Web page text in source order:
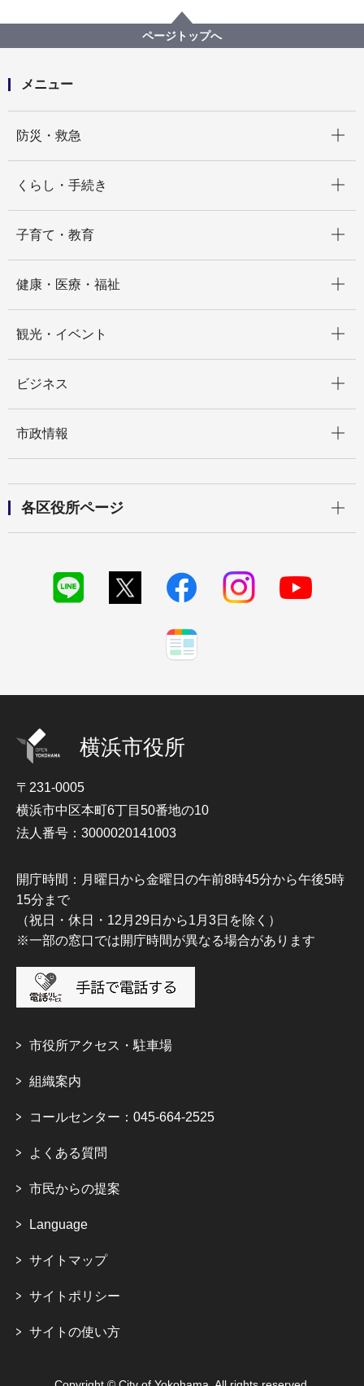
横浜市教育振興基本計画
第５期横浜市教育振興基本計画
ページトップへ
メニュー
防災・救急
くらし・手続き
子育て・教育
健康・医療・福祉
観光・イベント
ビジネス
市政情報
各区役所ページ
横浜市役所
〒231-0005
横浜市中区本町6丁目50番地の10
法人番号：3000020141003
開庁時間：月曜日から金曜日の午前8時45分から午後5時
15分まで
（祝日・休日・12月29日から1月3日を除く）
※一部の窓口では開庁時間が異なる場合があります
市役所アクセス・駐車場
組織案内
コールセンター：045-664-2525
よくある質問
市民からの提案
Language
サイトマップ
サイトポリシー
サイトの使い方